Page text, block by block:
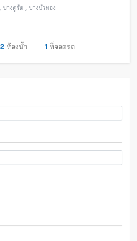
บางคูรัด บางบัวทอง
2 ห้องน้ำ 1 ที่จอดรถ